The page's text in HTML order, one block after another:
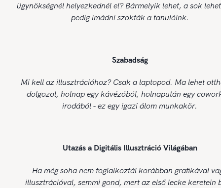
ügynökségnél helyezkednél el? Bármelyik lehet, a sok
pedig imádni szokták a tanulóink.
Szabadság
Mi kell az illusztrációhoz? Csak a laptopod. Ma lehet
dolgozol, holnap egy kávézóból, holnapután egy
irodából - ez egy igazi álom munkakör.
Utazás a Digitális Illusztráció Világában
Ha még soha nem foglalkoztál korábban grafikával
illusztrációval, semmi gond, mert az első lecke keretein